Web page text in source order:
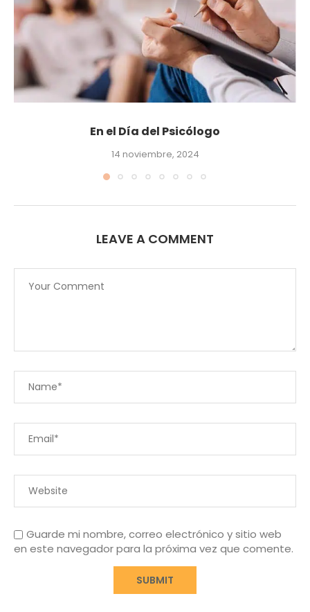
En el Día del Psicólogo
14 noviembre, 2024
LEAVE A COMMENT
Guarde mi nombre, correo electrónico y sitio web
en este navegador para la próxima vez que comente.